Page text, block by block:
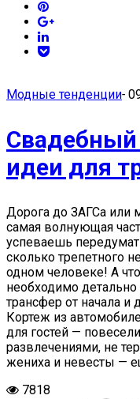
Модные тенденции-
идеи для
Дорога до ЗАГСа или
самая волнующая
успеваешь
сколько трепетного
одном человеке! А
необходимо
трансфер от начала и
Кортеж из
для гостей —
развлечениями, не
жениха и невесты —
7818